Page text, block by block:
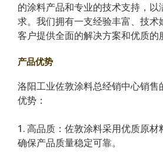
的涂料产品和专业的技术支持，以
求。我们拥有一支经验丰富、技术
客户提供全面的解决方案和优质的
产品优势
洛阳工业佐敦涂料总经销中心销售
优势：
1. 高品质：佐敦涂料采用优质原材
确保产品质量稳定可靠。